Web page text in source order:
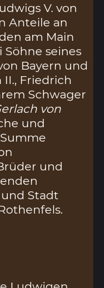
V. von
Anteile an
am Main
seines
Bayern und
II., Friedrich
Schwager
von
und
und
Stadt